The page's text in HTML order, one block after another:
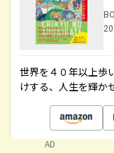
世界を４０年以上歩
けする、人生を輝か
AD